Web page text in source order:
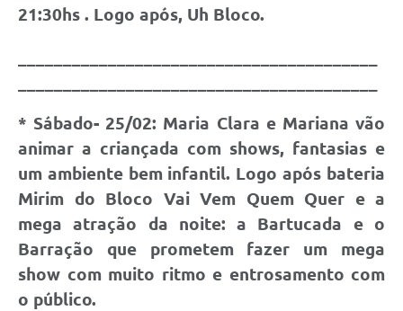
Audiências Públicas
Telefones Úteis
Diário Oficial
Ouvidoria Municipal
Notícias
Contato
21:30hs . Logo após, Uh Bloco.
* Sábado- 25/02: Maria Clara e Mariana vão
animar a criançada com shows, fantasias e
um ambiente bem infantil. Logo após bateria
Mirim do Bloco Vai Vem Quem Quer e a
mega atração da noite: a Bartucada e o
Barração que prometem fazer um mega
show com muito ritmo e entrosamento com
o público.